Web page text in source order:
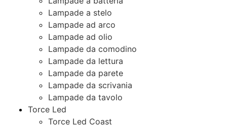
Lampade a stelo
Lampade ad arco
Lampade ad olio
Lampade da comodino
Lampade da lettura
Lampade da parete
Lampade da scrivania
Lampade da tavolo
Torce Led
Torce Led Coast